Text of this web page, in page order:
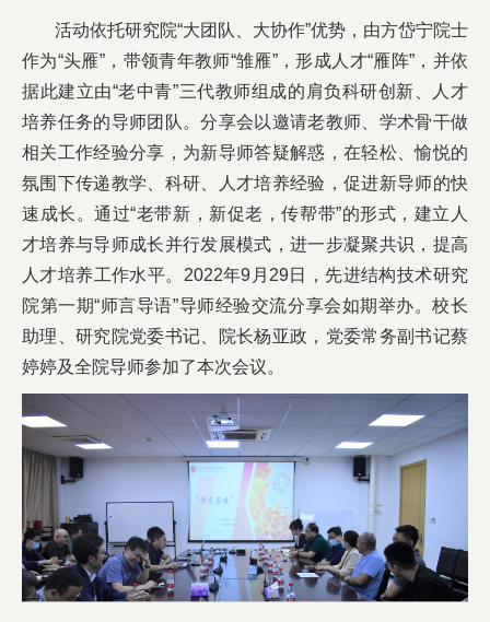
活动依托研究院“大团队、大协作”优势，由方岱宁院士
作为“头雁”，带领青年教师“雏雁”，形成人才“雁阵”，并依
据此建立由“老中青”三代教师组成的肩负科研创新、人才
培养任务的导师团队。分享会以邀请老教师、学术骨干做
相关工作经验分享，为新导师答疑解惑，在轻松、愉悦的
氛围下传递教学、科研、人才培养经验，促进新导师的快
速成长。通过“老带新，新促老，传帮带”的形式，建立人
才培养与导师成长并行发展模式，进一步凝聚共识，提高
人才培养工作水平。2022年9月29日，先进结构技术研究
院第一期“师言导语”导师经验交流分享会如期举办。校长
助理、研究院党委书记、院长杨亚政，党委常务副书记蔡
婷婷及全院导师参加了本次会议。